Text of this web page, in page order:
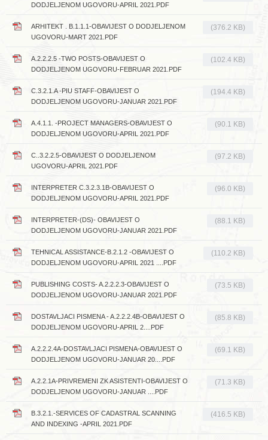
DODJELJENOM UGOVORU-APRIL 2021.PDF
ARHITEKT . B.1.1.1-OBAVIJEST O DODJELJENOM
UGOVORU-MART 2021.PDF
(376.2 KB)
A.2.2.2.5 -TWO POSTS-OBAVIJEST O
DODJELJENOM UGOVORU-FEBRUAR 2021.PDF
(102.4 KB)
C.3.2.1.A -PIU STAFF-OBAVIJEST O
DODJELJENOM UGOVORU-JANUAR 2021.PDF
(194.4 KB)
A.4.1.1. -PROJECT MANAGERS-OBAVIJEST O
DODJELJENOM UGOVORU-APRIL 2021.PDF
(90.1 KB)
C..3.2.2.5-OBAVIJEST O DODJELJENOM
UGOVORU-APRIL 2021.PDF
(97.2 KB)
INTERPRETER C.3.2.3.1B-OBAVIJEST O
DODJELJENOM UGOVORU-APRIL 2021.PDF
(96.0 KB)
INTERPRETER-(DS)- OBAVIJEST O
DODJELJENOM UGOVORU-JANUAR 2021.PDF
(88.1 KB)
TEHNICAL ASSISTANCE-B.2.1.2 -OBAVIJEST O
DODJELJENOM UGOVORU-APRIL 2021 ....PDF
(110.2 KB)
PUBLISHING COSTS- A.2.2.2.3-OBAVIJEST O
DODJELJENOM UGOVORU-JANUAR 2021.PDF
(73.5 KB)
DOSTAVLJACI PISMENA - A.2.2.2.4B-OBAVIJEST O
DODJELJENOM UGOVORU-APRIL 2....PDF
(85.8 KB)
A.2.2.2.4A-DOSTAVLJACI PISMENA-OBAVIJEST O
DODJELJENOM UGOVORU-JANUAR 20....PDF
(69.1 KB)
A.2.2.1A-PRIVREMENI ZK ASISTENTI-OBAVIJEST O
DODJELJENOM UGOVORU-JANUAR ....PDF
(71.3 KB)
B.3.2.1.-SERVICES OF CADASTRAL SCANNING
AND INDEXING -APRIL 2021.PDF
(416.5 KB)